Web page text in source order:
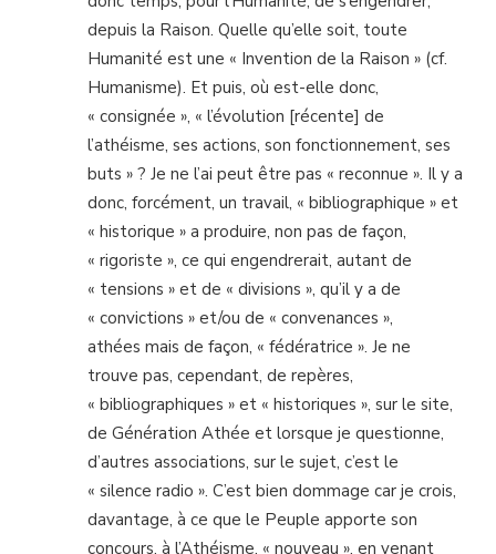
depuis la Raison. Quelle qu’elle soit, toute
Humanité est une « Invention de la Raison » (cf.
Humanisme). Et puis, où est-elle donc,
« consignée », « l’évolution [récente] de
l’athéisme, ses actions, son fonctionnement, ses
buts » ? Je ne l’ai peut être pas « reconnue ». Il y a
donc, forcément, un travail, « bibliographique » et
« historique » a produire, non pas de façon,
« rigoriste », ce qui engendrerait, autant de
« tensions » et de « divisions », qu’il y a de
« convictions » et/ou de « convenances »,
athées mais de façon, « fédératrice ». Je ne
trouve pas, cependant, de repères,
« bibliographiques » et « historiques », sur le site,
de Génération Athée et lorsque je questionne,
d’autres associations, sur le sujet, c’est le
« silence radio ». C’est bien dommage car je crois,
davantage, à ce que le Peuple apporte son
concours, à l’Athéisme, « nouveau », en venant